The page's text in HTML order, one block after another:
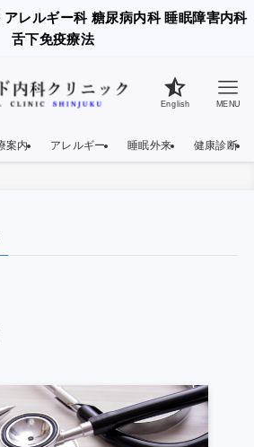
レルギー科 糖尿病内科 睡眠障害内科
舌下免疫療法
English MENU
案内 アレルギー 睡眠外来 健康診断